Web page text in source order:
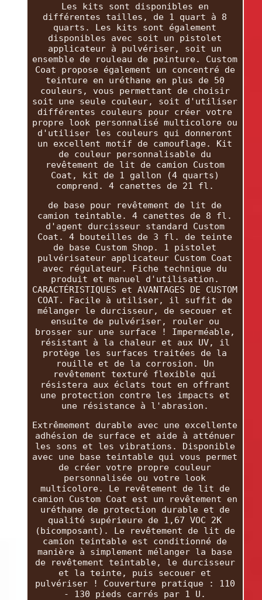
Les kits sont disponibles en
différentes tailles, de 1 quart à 8
quarts. Les kits sont également
disponibles avec soit un pistolet
applicateur à pulvériser, soit un
ensemble de rouleau de peinture. Custom
Coat propose également un concentré de
teinture en uréthane en plus de 50
couleurs, vous permettant de choisir
soit une seule couleur, soit d'utiliser
différentes couleurs pour créer votre
propre look personnalisé multicolore ou
d'utiliser les couleurs qui donneront
un excellent motif de camouflage. Kit
de couleur personnalisable du
revêtement de lit de camion Custom
Coat, kit de 1 gallon (4 quarts)
comprend. 4 canettes de 21 fl.
de base pour revêtement de lit de
camion teintable. 4 canettes de 8 fl.
d'agent durcisseur standard Custom
Coat. 4 bouteilles de 3 fl. de teinte
de base Custom Shop. 1 pistolet
pulvérisateur applicateur Custom Coat
avec régulateur. Fiche technique du
produit et manuel d'utilisation.
CARACTÉRISTIQUES et AVANTAGES DE CUSTOM
COAT. Facile à utiliser, il suffit de
mélanger le durcisseur, de secouer et
ensuite de pulvériser, rouler ou
brosser sur une surface ! Imperméable,
résistant à la chaleur et aux UV, il
protège les surfaces traitées de la
rouille et de la corrosion. Un
revêtement texturé flexible qui
résistera aux éclats tout en offrant
une protection contre les impacts et
une résistance à l'abrasion.
Extrêmement durable avec une excellente
adhésion de surface et aide à atténuer
les sons et les vibrations. Disponible
avec une base teintable qui vous permet
de créer votre propre couleur
personnalisée ou votre look
multicolore. Le revêtement de lit de
camion Custom Coat est un revêtement en
uréthane de protection durable et de
qualité supérieure de 1,67 VOC 2K
(bicomposant). Le revêtement de lit de
camion teintable est conditionné de
manière à simplement mélanger la base
de revêtement teintable, le durcisseur
et la teinte, puis secouer et
pulvériser ! Couverture pratique : 110
- 130 pieds carrés par 1 U.